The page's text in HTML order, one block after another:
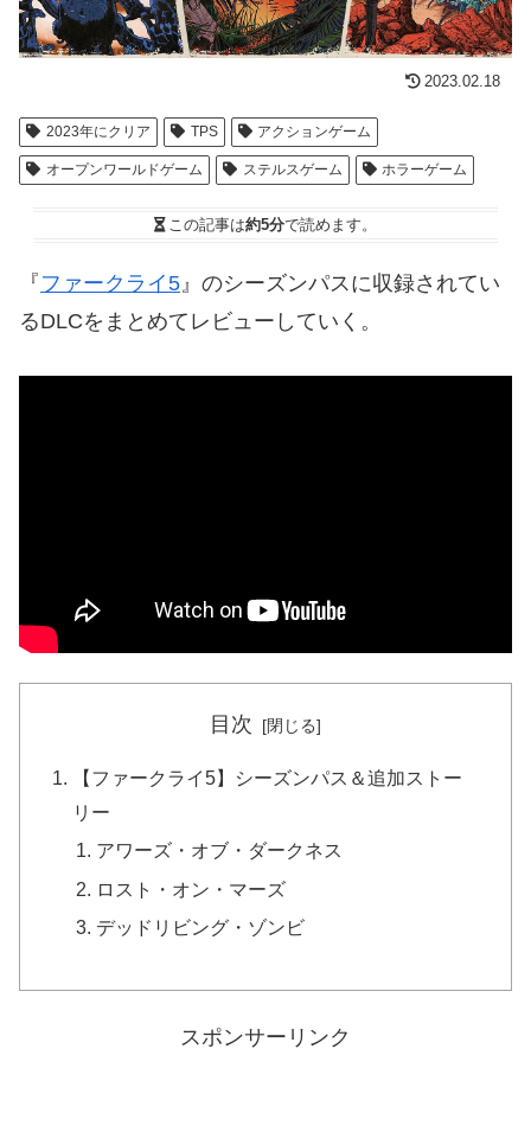
2023.02.18
2023年にクリア TPS アクションゲーム
オープンワールドゲーム ステルスゲーム ホラーゲーム
この記事は約5分で読めます。
『 ファークライ5 』のシーズンパスに収録されてい
るDLCをまとめてレビューしていく。
目次
【ファークライ5】シーズンパス＆追加ストー
リー
アワーズ・オブ・ダークネス
ロスト・オン・マーズ
デッドリビング・ゾンビ
スポンサーリンク